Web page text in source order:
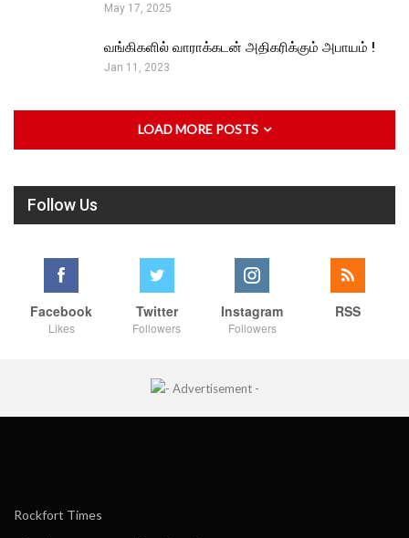
May 17, 2025
வங்கிகளில் வாராக்கடன் அதிகரிக்கும் அபாயம் !
Jan 11, 2023
LOAD MORE POSTS
Follow Us
Facebook
Likes
Twitter
Followers
Instagram
Followers
RSS
Rockfort Times